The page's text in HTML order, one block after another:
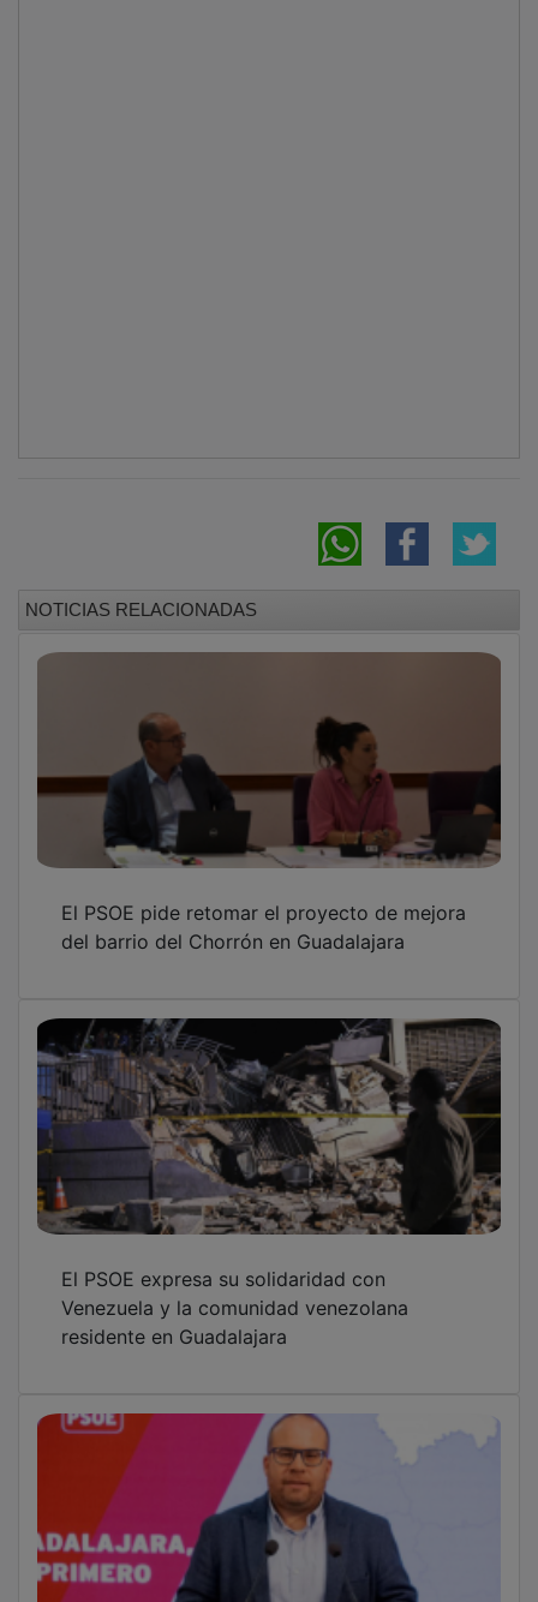
NOTICIAS RELACIONADAS
El PSOE pide retomar el proyecto de mejora
del barrio del Chorrón en Guadalajara
El PSOE expresa su solidaridad con
Venezuela y la comunidad venezolana
residente en Guadalajara